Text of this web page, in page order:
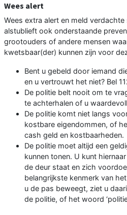
Wees alert
Wees extra alert en meld
alstublieft ook onderstaande
grootouders of andere mensen
kwetsbaar(der) kunnen zijn voor
Bent u gebeld door iemand
en u vertrouwt het niet? Bel
De politie belt nooit om te
te achterhalen of u
De politie komt niet langs
kostbare eigendommen, of
cash geld en kostbaarheden.
De politie moet altijd een
kunnen tonen. U kunt
de deur staat en zich
belangrijkste kenmerk van
u de pas beweegt, ziet u
de politie, of het woord